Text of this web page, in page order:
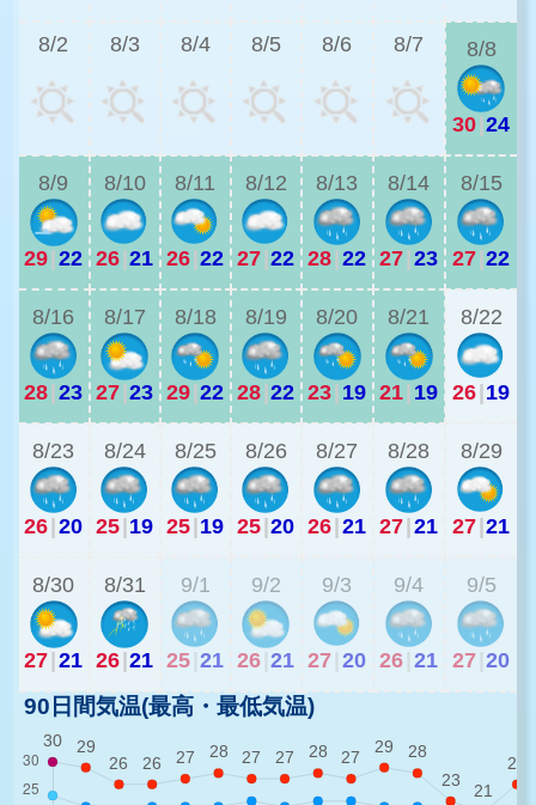
8/2 8/3 8/4 8/5 8/6 8/7 8/8
30|24
8/9
29|22
8/10
26|21
8/11
26|22
8/12
27|22
8/13
28|22
8/14
27|23
8/15
27|22
8/16
28|23
8/17
27|23
8/18
29|22
8/19
28|22
8/20
23| 19
8/21
21| 19
8/22
26|19
8/23
26|20
8/24
25|19
8/25
25|19
8/26
25|20
8/27
26|21
8/28
27|21
8/29
27|21
8/30
27|21
8/31
26|21
9/1
25 21
9/2
26 21
9/3
27 20
9/4
26 21
9/5
27 20
90日間気温(最高・最低気温)